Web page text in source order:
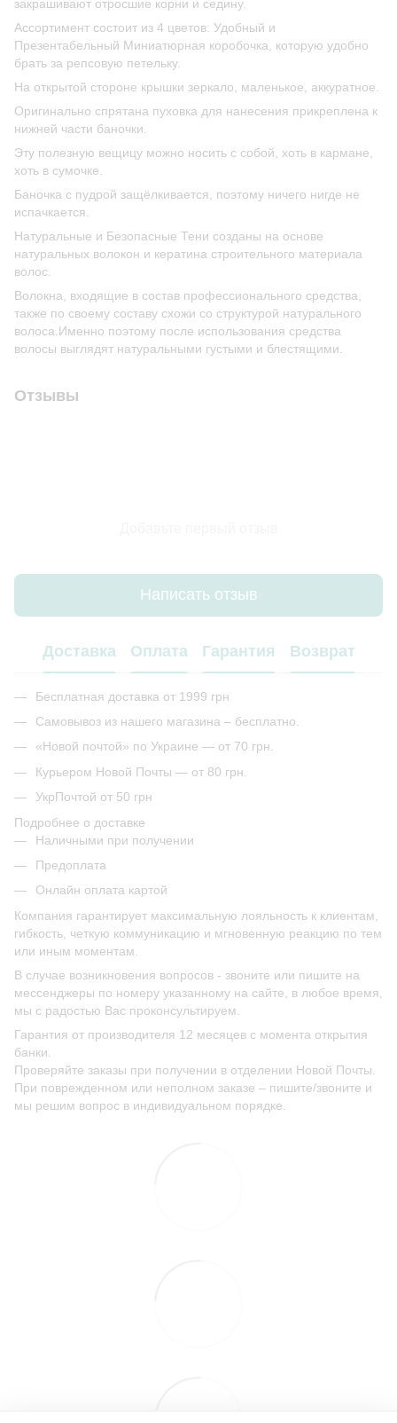
закрашивают отросшие корни и седину.
Ассортимент состоит из 4 цветов: Удобный и
Презентабельный Миниатюрная коробочка, которую удобно
брать за репсовую петельку.
На открытой стороне крышки зеркало, маленькое, аккуратное.
Оригинально спрятана пуховка для нанесения прикреплена к
нижней части баночки.
Эту полезную вещицу можно носить с собой, хоть в кармане,
хоть в сумочке.
Баночка с пудрой защёлкивается, поэтому ничего нигде не
испачкается.
Натуральные и Безопасные Тени созданы на основе
натуральных волокон и кератина строительного материала
волос.
Волокна, входящие в состав профессионального средства,
также по своему составу схожи со структурой натурального
волоса.Именно поэтому после использования средства
волосы выглядят натуральными густыми и блестящими.
Отзывы
Написать отзыв
Доставка Оплата Гарантия Возврат
Бесплатная доставка от 1999 грн
Самовывоз из нашего магазина – бесплатно.
«Новой почтой» по Украине — от 70 грн.
Курьером Новой Почты — от 80 грн.
УкрПочтой от 50 грн
Подробнее о доставке
Наличными при получении
Предоплата
Онлайн оплата картой
Компания гарантирует максимальную лояльность к клиентам,
гибкость, четкую коммуникацию и мгновенную реакцию по тем
или иным моментам.
В случае возникновения вопросов - звоните или пишите на
мессенджеры по номеру указанному на сайте, в любое время,
мы с радостью Вас проконсультируем.
Гарантия от производителя 12 месяцев с момента открытия
банки.
Проверяйте заказы при получении в отделении Новой Почты.
При поврежденном или неполном заказе – пишите/звоните и
мы решим вопрос в индивидуальном порядке.